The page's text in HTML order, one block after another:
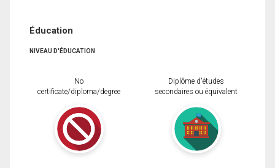
Éducation
NIVEAU D'ÉDUCATION
No
certificate/diploma/degree
Diplôme d'études
secondaires ou équivalent